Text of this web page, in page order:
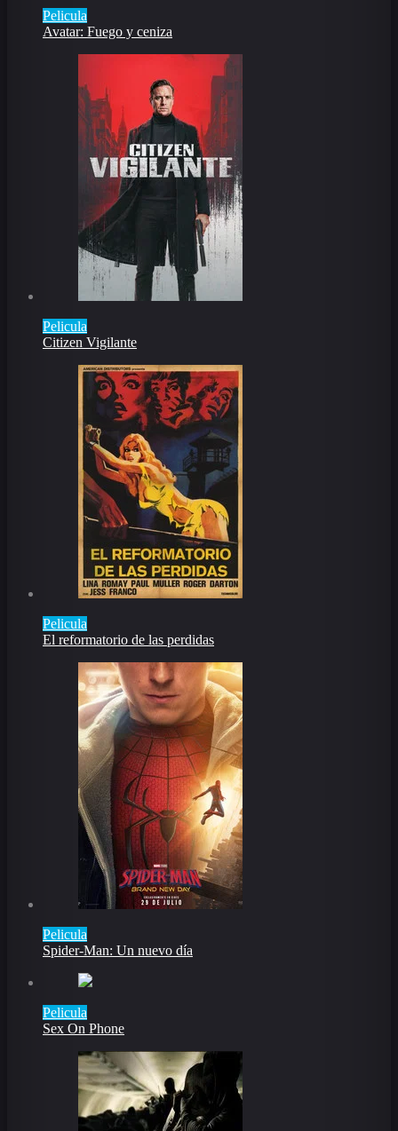
Pelicula
Avatar: Fuego y ceniza
Pelicula
Citizen Vigilante
Pelicula
El reformatorio de las perdidas
Pelicula
Spider-Man: Un nuevo día
Pelicula
Sex On Phone